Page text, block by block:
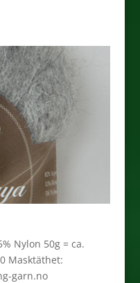
Nylon 50g = ca.
Masktäthet:
garn.no